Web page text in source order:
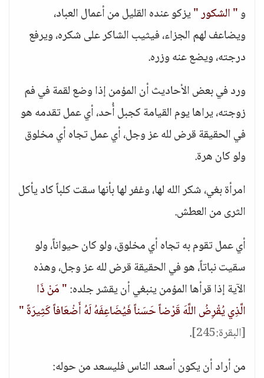
و" الشكور "يزكو عنده القليل من أعمال العباد،
ويضاعف لهم الجزاء، فيثيب الشاكر على شكره، ويرفع
درجته، ويضع عنه وزره.
ورد في بعض الأحاديث أن المؤمن إذا وضع لقمة في فم
زوجته، يراها يوم القيامة كجبل أُحد، أي عمل تقدمه هو
في الحقيقة قرض لله عز وجل، أي عمل تجاه أي مخلوق
ولو كان هرة.
امرأة بغي، شكر الله لها، وغفر لها بأنها سقت كلباً كاد يأكل
الثرى من العطش.
أي عمل تقوم به تجاه أي مخلوق، ولو كان حيواناً، ولو
سقيت نباتاً، هو في الحقيقة قرض لله عز وجل، وهذه
الآية إذا قرأها المؤمن ينبغي أن يقشر جلده:" مَنْ ذَا
الَّذِي يُقْرِضُ اللَّهَ قَرْضاً حَسَناً فَيُضَاعِفَهُ لَهُ أَضْعَافاً كَثِيرَةً "
[البقرة:245]
.
من أراد أن يكون أسعد الناس فليسعد من حوله: